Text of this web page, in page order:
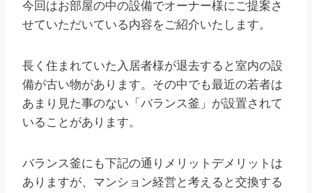
今回はお部屋の中の設備でオーナー様にご提案さ
せていただいている内容をご紹介いたします。
長く住まれていた入居者様が退去すると室内の設
備が古い物があります。その中でも最近の若者は
あまり見た事のない「バランス釜」が設置されて
いることがあります。
バランス釜にも下記の通りメリットデメリットは
ありますが、マンション経営と考えると交換する